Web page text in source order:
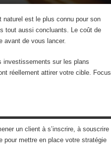
naturel est le plus connu pour son
tout aussi concluants. Le coût de
avant de vous lancer.
investissements sur les plans
réellement attirer votre cible. Focus
un client à s’inscrire, à souscrire
pour mettre en place votre stratégie